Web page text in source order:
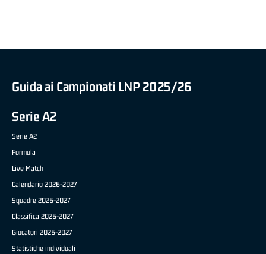
Guida ai Campionati LNP 2025/26
Serie A2
Serie A2
Formula
Live Match
Calendario 2026-2027
Squadre 2026-2027
Classifica 2026-2027
Giocatori 2026-2027
Statistiche individuali